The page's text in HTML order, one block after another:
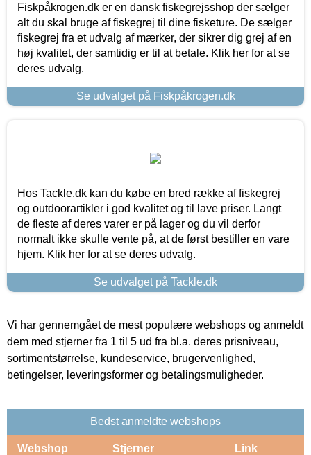
Fiskpåkrogen.dk er en dansk fiskegrejsshop der sælger
alt du skal bruge af fiskegrej til dine fisketure. De sælger
fiskegrej fra et udvalg af mærker, der sikrer dig grej af en
høj kvalitet, der samtidig er til at betale. Klik her for at se
deres udvalg.
Se udvalget på Fiskpåkrogen.dk
Hos Tackle.dk kan du købe en bred række af fiskegrej
og outdoorartikler i god kvalitet og til lave priser. Langt
de fleste af deres varer er på lager og du vil derfor
normalt ikke skulle vente på, at de først bestiller en vare
hjem. Klik her for at se deres udvalg.
Se udvalget på Tackle.dk
Vi har gennemgået de mest populære webshops og anmeldt
dem med stjerner fra 1 til 5 ud fra bl.a. deres prisniveau,
sortimentstørrelse, kundeservice, brugervenlighed,
betingelser, leveringsformer og betalingsmuligheder.
Bedst anmeldte webshops
Webshop Stjerner Link